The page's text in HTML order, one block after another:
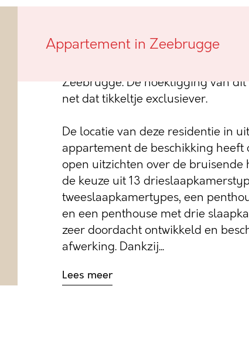
Appartement in Zeebrugge
vissersboten te Zeebrugge,
Zeebrugge. De hoekligging van
net dat tikkeltje exclusiever.
De locatie van deze residentie in
appartement de beschikking heeft
open uitzichten over de bruisende
de keuze uit 13
tweeslaapkamertypes, een
en een penthouse met drie
zeer doordacht ontwikkeld en
afwerking. Dankzij...
Lees meer